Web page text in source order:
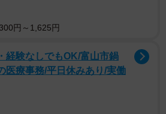
円～1,625円
経験なしでもOK/富山市鍋
医療事務/平日休みあり/実働